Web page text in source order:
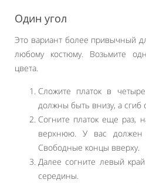
Один угол
Это вариант более привычный
любому костюму. Возьмите
цвета.
Сложите платок в
должны быть внизу, а сгиб
Согните платок еще раз,
верхнюю. У вас должен
Свободные концы вверху.
Далее согните левый
середины.